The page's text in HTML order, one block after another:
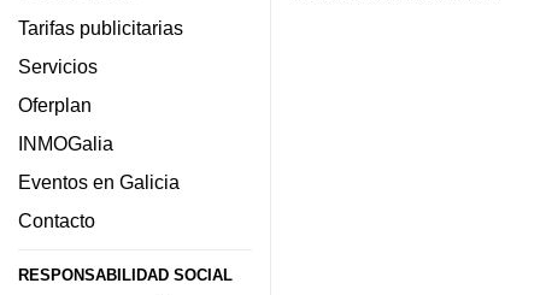
Tarifas publicitarias
Servicios
Oferplan
INMOGalia
Eventos en Galicia
Contacto
RESPONSABILIDAD SOCIAL